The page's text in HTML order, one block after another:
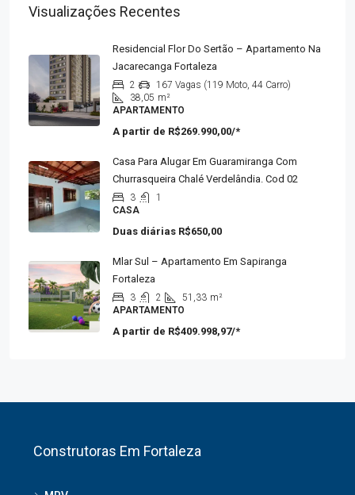
Visualizações Recentes
Residencial Flor Do Sertão – Apartamento Na
Jacarecanga Fortaleza
2
167 Vagas (119 Moto, 44 Carro)
38,05 m²
APARTAMENTO
A partir de R$269.990,00/*
Casa Para Alugar Em Guaramiranga Com
Churrasqueira Chalé Verdelândia. Cod 02
3
1
CASA
Duas diárias R$650,00
Mlar Sul – Apartamento Em Sapiranga
Fortaleza
3 2 51,33 m²
APARTAMENTO
A partir de R$409.998,97/*
Construtoras Em Fortaleza